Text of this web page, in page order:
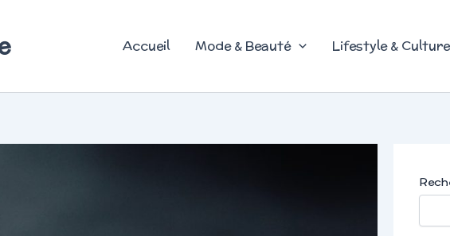
Accueil Mode & Beauté Lifestyle & Culture